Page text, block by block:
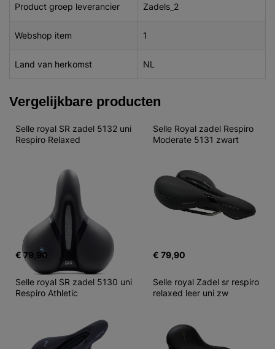
Product groep leverancier Zadels_2
Webshop item 1
Land van herkomst NL
Vergelijkbare producten
Selle royal SR zadel 5132 uni
Respiro Relaxed
€ 79,90
Selle Royal zadel Respiro
Moderate 5131 zwart
€ 79,90
Selle royal SR zadel 5130 uni
Respiro Athletic
Selle royal Zadel sr respiro
relaxed leer uni zw